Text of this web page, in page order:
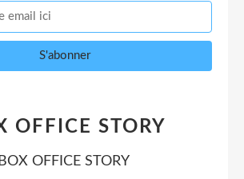
OFFICE STORY